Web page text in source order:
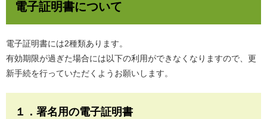
電子証明書について
電子証明書には2種類あります。
​有効期限が過ぎた場合には以下の利用ができなくなりますので、更
新手続を行っていただくようお願いします。
１．署名用の電子証明書